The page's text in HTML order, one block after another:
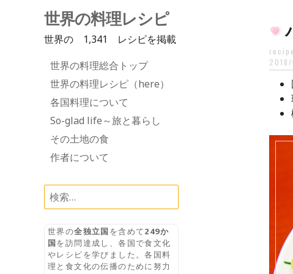
世界の料理レシピ
世界の 1,341 レシピを掲載
Skip
to
content
世界の料理総合トップ
世界の料理レシピ（here）
各国料理について
So-glad life～旅と暮らし
その土地の食
作者について
検
索:
世界の全独立国を含めて249か
国を訪問達成し、各国で食文化
やレシピを学びました。各国料
理と食文化の伝播のために努力